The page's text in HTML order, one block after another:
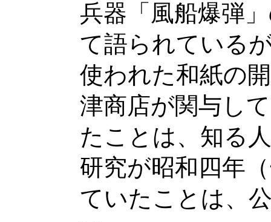
兵器「風船爆弾
て語られている
使われた和紙の
津商店が関与し
たことは、知る
研究が昭和四年
ていたことは、